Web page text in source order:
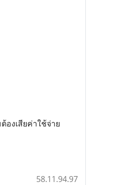
องเสียค่าใช้จ่าย
58.11.94.97